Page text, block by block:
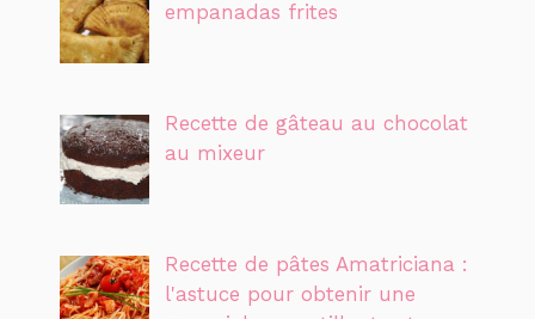
empanadas frites
Recette de gâteau au chocolat
au mixeur
Recette de pâtes Amatriciana :
l'astuce pour obtenir une